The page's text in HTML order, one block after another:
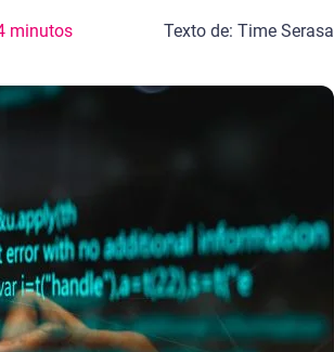
minutos Texto de: Time Serasa